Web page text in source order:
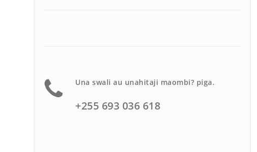
Una swali au unahitaji maombi? piga.
+255 693 036 618